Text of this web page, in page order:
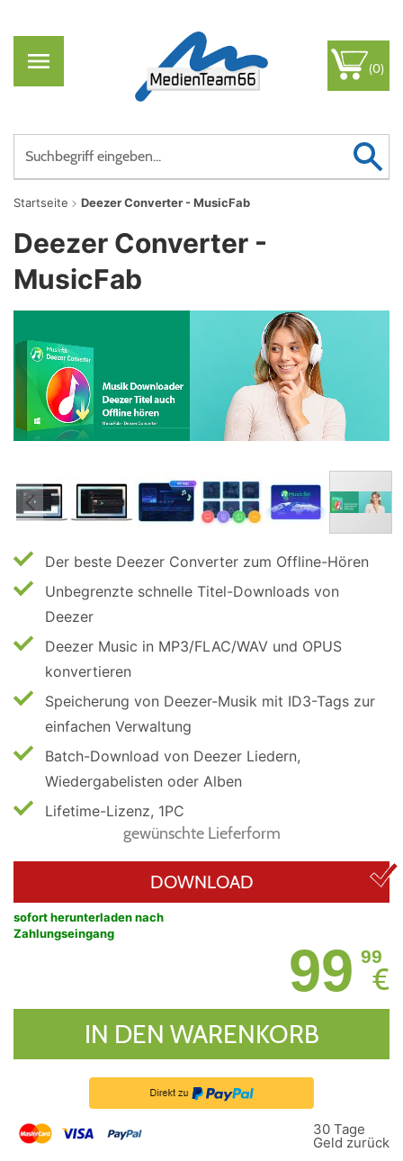
(0)
Startseite Deezer Converter - MusicFab
Deezer Converter -
MusicFab
Der beste Deezer Converter zum Offline-Hören
Unbegrenzte schnelle Titel-Downloads von
Deezer
Deezer Music in MP3/FLAC/WAV und OPUS
konvertieren
Speicherung von Deezer-Musik mit ID3-Tags zur
einfachen Verwaltung
Batch-Download von Deezer Liedern,
Wiedergabelisten oder Alben
Lifetime-Lizenz, 1PC
gewünschte Lieferform
DOWNLOAD
sofort herunterladen nach
Zahlungseingang
99 99
€
IN DEN WARENKORB
30 Tage
Geld zurück